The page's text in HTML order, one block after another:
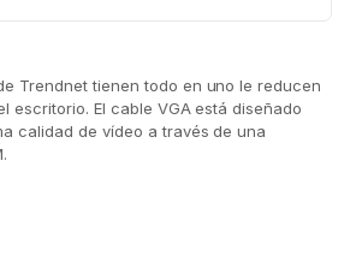
Trendnet tienen todo en uno le reducen
escritorio. El cable VGA está diseñado
calidad de vídeo a través de una